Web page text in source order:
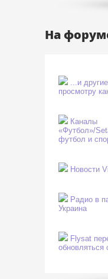
На
...и
просмотру
Каналы
«Футбол»/
футбол и
Новости
Радио в
Украина
Flysat
обновляться